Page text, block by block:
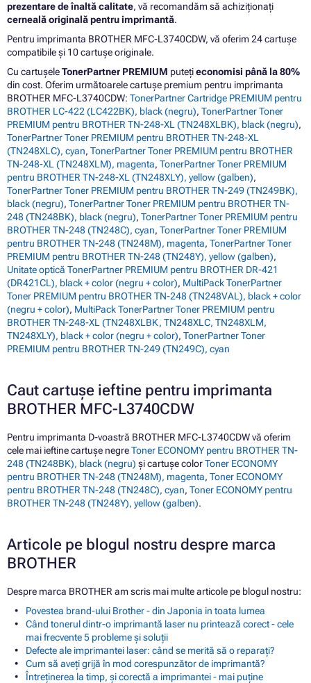
prezentare de înaltă calitate, vă recomandăm să achiziționați
cerneală originală pentru imprimantă.
Pentru imprimanta BROTHER MFC-L3740CDW, vă oferim 24 cartușe
compatibile și 10 cartușe originale.
Cu cartușeleTonerPartner PREMIUM putețieconomisi până la 80%
din cost. Oferim următoarele cartușe premium pentru imprimanta
BROTHER MFC-L3740CDW: TonerPartner Cartridge PREMIUM pentru
BROTHER LC-422 (LC422BK), black (negru), TonerPartner Toner
PREMIUM pentru BROTHER TN-248-XL (TN248XLBK), black (negru),
TonerPartner Toner PREMIUM pentru BROTHER TN-248-XL
(TN248XLC), cyan, TonerPartner Toner PREMIUM pentru BROTHER
TN-248-XL (TN248XLM), magenta, TonerPartner Toner PREMIUM
pentru BROTHER TN-248-XL (TN248XLY), yellow (galben),
TonerPartner Toner PREMIUM pentru BROTHER TN-249 (TN249BK),
black (negru), TonerPartner Toner PREMIUM pentru BROTHER TN-
248 (TN248BK), black (negru), TonerPartner Toner PREMIUM pentru
BROTHER TN-248 (TN248C), cyan, TonerPartner Toner PREMIUM
pentru BROTHER TN-248 (TN248M), magenta, TonerPartner Toner
PREMIUM pentru BROTHER TN-248 (TN248Y), yellow (galben),
Unitate optică TonerPartner PREMIUM pentru BROTHER DR-421
(DR421CL), black + color (negru + color), MultiPack TonerPartner
Toner PREMIUM pentru BROTHER TN-248 (TN248VAL), black + color
(negru + color), MultiPack TonerPartner Toner PREMIUM pentru
BROTHER TN-248-XL (TN248XLBK, TN248XLC, TN248XLM,
TN248XLY), black + color (negru + color), TonerPartner Toner
PREMIUM pentru BROTHER TN-249 (TN249C), cyan
Caut cartușe ieftine pentru imprimanta
BROTHER MFC-L3740CDW
Pentru imprimanta D-voastră BROTHER MFC-L3740CDW vă oferim
cele mai ieftine cartușe negreToner ECONOMY pentru BROTHER TN-
248 (TN248BK), black (negru) și cartușe colorToner ECONOMY
pentru BROTHER TN-248 (TN248M), magenta, Toner ECONOMY
pentru BROTHER TN-248 (TN248C), cyan, Toner ECONOMY pentru
BROTHER TN-248 (TN248Y), yellow (galben).
Articole pe blogul nostru despre marca
BROTHER
Despre marca BROTHER am scris mai multe articole pe blogul nostru:
Povestea brand-ului Brother - din Japonia in toata lumea
Când tonerul dintr-o imprimantă laser nu printează corect - cele
mai frecvente 5 probleme și soluții
Defecte ale imprimantei laser: când se merită să o reparați?
Cum să aveți grijă în mod corespunzător de imprimantă?
Întreținerea la timp, și corectă a imprimantei - mai puține